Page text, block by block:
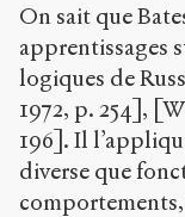
On sait que
apprentissages
logiques de
1972, p. 254],
196]. Il
diverse que